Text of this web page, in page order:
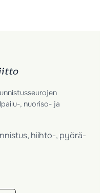
, nuoriso- ja
hiihto-, pyörä-